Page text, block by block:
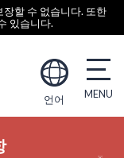
할 수 없습니다. 또한
있습니다.
언어